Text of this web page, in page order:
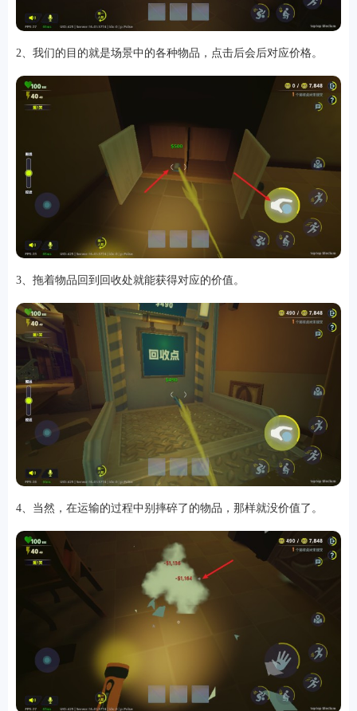
排行
角色扮演 小游戏 恋爱养成 沙盒模组 up主自制 赛车竞速策略塔防
冒险解谜 街机格斗 模拟经营 单机游戏
游戏辅助 摄影美颜办公商务 金融理财
AI软件 健康运动 主题桌面
2、我们的目的就是场景中的各种物品，点击后会后对应价格。
3、拖着物品回到回收处就能获得对应的价值。
4、当然，在运输的过程中别摔碎了的物品，那样就没价值了。